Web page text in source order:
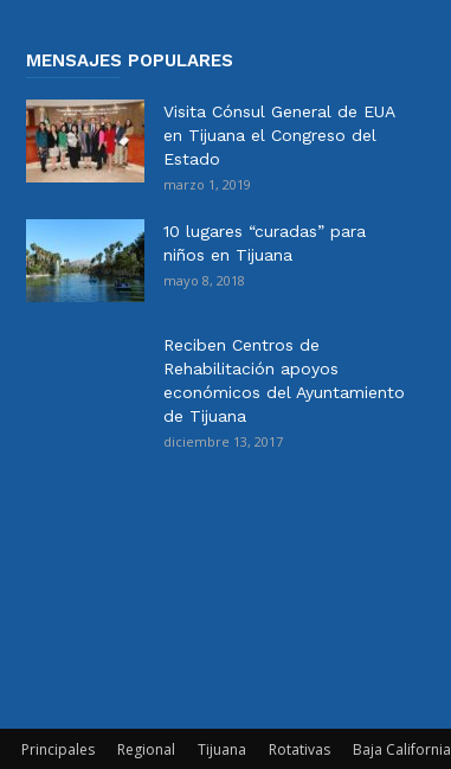
MENSAJES POPULARES
Visita Cónsul General de EUA
en Tijuana el Congreso del
Estado
marzo 1, 2019
10 lugares “curadas” para
niños en Tijuana
mayo 8, 2018
Reciben Centros de
Rehabilitación apoyos
económicos del Ayuntamiento
de Tijuana
diciembre 13, 2017
Principales Regional Tijuana Rotativas Baja California